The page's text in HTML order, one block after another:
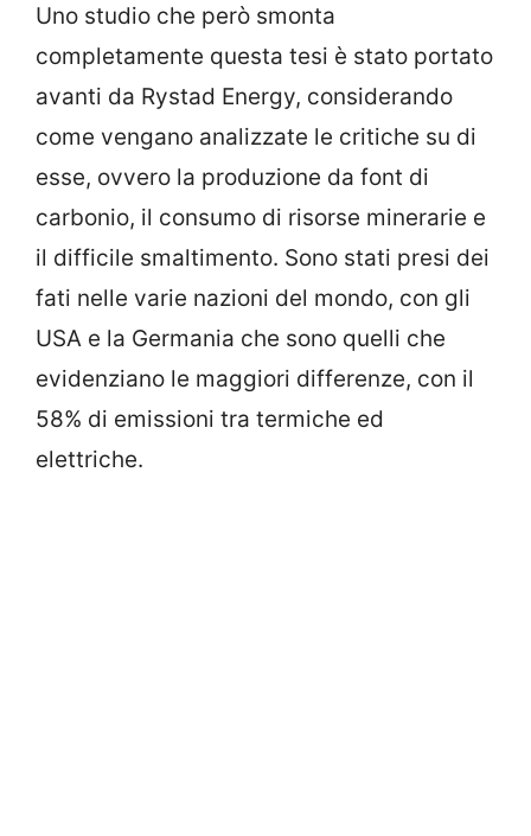
Uno studio che però smonta
completamente questa tesi è stato portato
avanti da Rystad Energy, considerando
come vengano analizzate le critiche su di
esse, ovvero la produzione da font di
carbonio, il consumo di risorse minerarie e
il difficile smaltimento. Sono stati presi dei
fati nelle varie nazioni del mondo, con gli
USA e la Germania che sono quelli che
evidenziano le maggiori differenze, con il
58% di emissioni tra termiche ed
elettriche.